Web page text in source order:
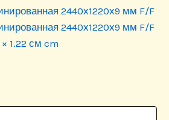
2440х1220х9 мм F/F
2440х1220х9 мм F/F
1.22 см cm